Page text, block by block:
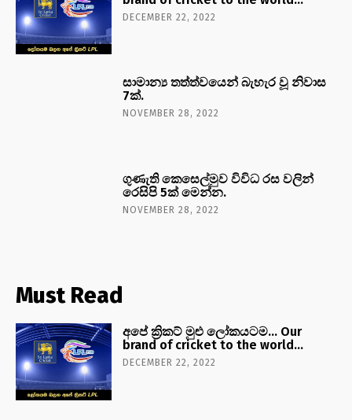
DECEMBER 22, 2022
සාමාන්‍ය තත්ත්වයෙන් බැහැර වූ නිවාස
7ක්.
NOVEMBER 28, 2022
ගුණැති කෙසෙල්මුව විවිධ රස වලින්
රෙසිපි 5ක් මෙන්න.
NOVEMBER 28, 2022
Must Read
අපේ ක්‍රිකට් මුළු ලෝකයටම… Our
brand of cricket to the world…
DECEMBER 22, 2022